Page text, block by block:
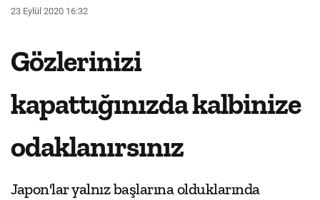
23 Eylül 2020 16:32
Gözlerinizi
kapattığınızda kalbinize
odaklanırsınız
Japon'lar yalnız başlarına olduklarında